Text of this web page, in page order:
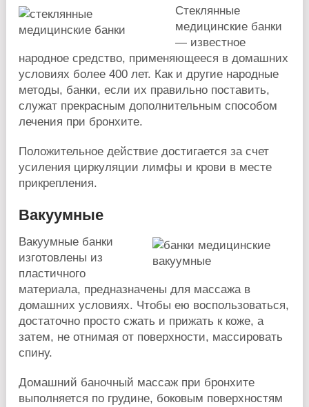
Стеклянные
медицинские банки
— известное
народное средство, применяющееся в домашних
условиях более 400 лет. Как и другие народные
методы, банки, если их правильно поставить,
служат прекрасным дополнительным способом
лечения при бронхите.
Положительное действие достигается за счет
усиления циркуляции лимфы и крови в месте
прикрепления.
Вакуумные
Вакуумные банки
изготовлены из
пластичного
материала, предназначены для массажа в
домашних условиях. Чтобы ею воспользоваться,
достаточно просто сжать и прижать к коже, а
затем, не отнимая от поверхности, массировать
спину.
Домашний баночный массаж при бронхите
выполняется по грудине, боковым поверхностям